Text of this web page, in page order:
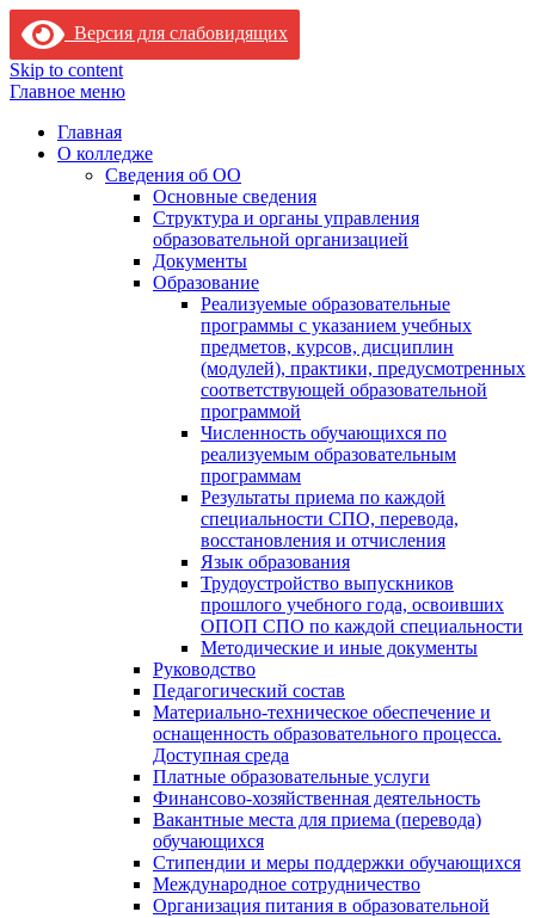
Версия для слабовидящих
Skip to content
Главное меню
Главная
О колледже
Сведения об ОО
Основные сведения
Структура и органы управления
образовательной организацией
Документы
Образование
Реализуемые образовательные
программы с указанием учебных
предметов, курсов, дисциплин
(модулей), практики, предусмотренных
соответствующей образовательной
программой
Численность обучающихся по
реализуемым образовательным
программам
Результаты приема по каждой
специальности СПО, перевода,
восстановления и отчисления
Язык образования
Трудоустройство выпускников
прошлого учебного года, освоивших
ОПОП СПО по каждой специальности
Методические и иные документы
Руководство
Педагогический состав
Материально-техническое обеспечение и
оснащенность образовательного процесса.
Доступная среда
Платные образовательные услуги
Финансово-хозяйственная деятельность
Вакантные места для приема (перевода)
обучающихся
Стипендии и меры поддержки обучающихся
Международное сотрудничество
Организация питания в образовательной